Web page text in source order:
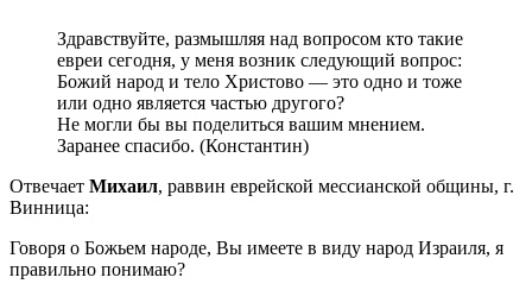
Здравствуйте, размышляя над вопросом кто такие
евреи сегодня, у меня возник следующий вопрос:
Божий народ и тело Христово — это одно и тоже
или одно является частью другого?
Не могли бы вы поделиться вашим мнением.
Заранее спасибо. (Константин)
Отвечает Михаил, раввин еврейской мессианской общины, г.
Винница:
Говоря о Божьем народе, Вы имеете в виду народ Израиля, я
правильно понимаю?